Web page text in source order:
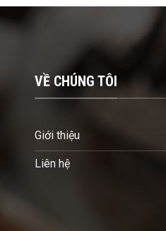
VỀ CHÚNG TÔI
Giới thiệu
Liên hệ